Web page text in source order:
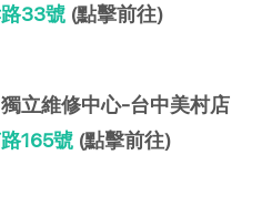
33號 (點擊前往)
立維修中心-台中美村店
165號 (點擊前往)